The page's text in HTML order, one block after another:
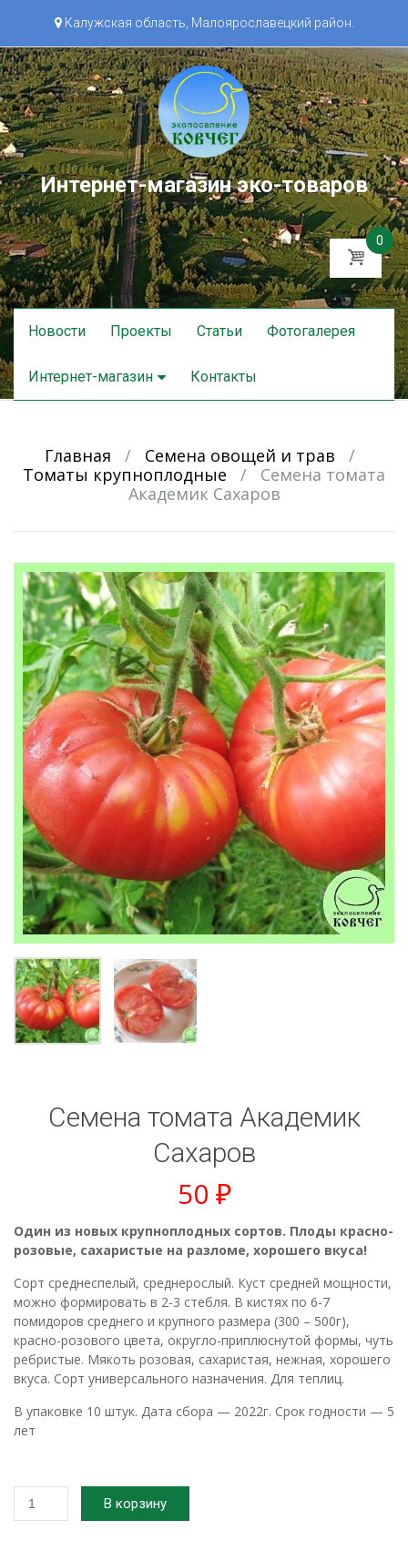
Калужская область, Малоярославецкий район.
Интернет-магазин эко-товаров
0
Skip
to
Новости Проекты Статьи Фотогалерея
Интернет-магазин Контакты
Главная / Семена овощей и трав
/
Томаты крупноплодные
/
Семена томата
Академик Сахаров
Семена томата Академик
Сахаров
50 ₽
Один из новых крупноплодных сортов. Плоды красно-
розовые, сахаристые на разломе, хорошего вкуса!
Сорт среднеспелый, среднерослый. Куст средней мощности,
можно формировать в 2-3 стебля. В кистях по 6-7
помидоров среднего и крупного размера (300 – 500г),
красно-розового цвета, округло-приплюснутой формы, чуть
ребристые. Мякоть розовая, сахаристая, нежная, хорошего
вкуса. Сорт универсального назначения. Для теплиц.
В упаковке 10 штук. Дата сбора — 2022г. Срок годности — 5
лет
Количество
товара
В корзину